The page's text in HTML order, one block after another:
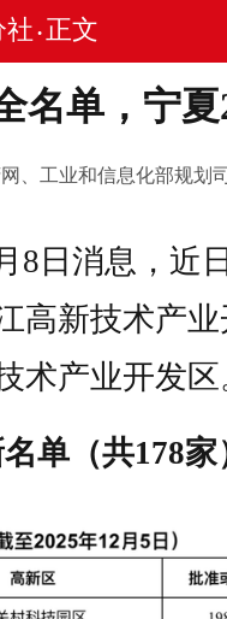
社 • 正文
名单，宁
网、工业和信息化部规划
日消息，近
高新技术产
术产业开发区
单（共178家